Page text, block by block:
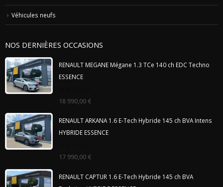
Véhicules neufs
NOS DERNIÈRES OCCASIONS
RENAULT MEGANE Mégane 1.3 TCe 140 ch EDC Techno
ESSENCE
out
18 990,00 €
RENAULT ARKANA 1.6 E-Tech Hybride 145 ch BVA Intens
HYBRIDE ESSENCE
out
17 990,00 €
RENAULT CAPTUR 1.6 E-Tech Hybride 145 ch BVA